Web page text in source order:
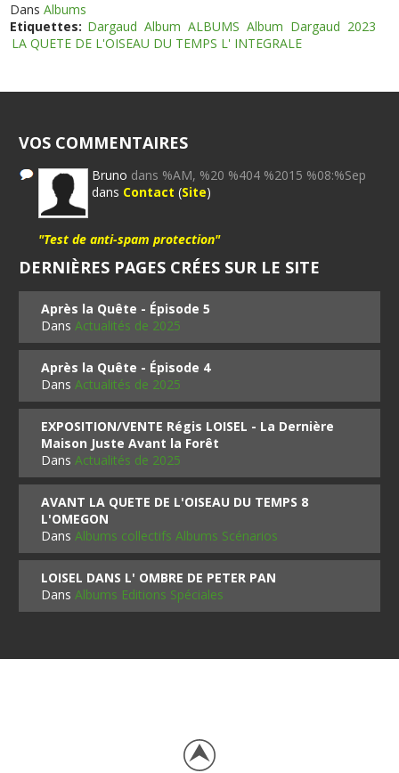
DansAlbums
Etiquettes: Dargaud Album ALBUMS Album Dargaud 2023
LA QUETE DE L'OISEAU DU TEMPS L' INTEGRALE
VOS COMMENTAIRES
Bruno dans %AM, %20 %404 %2015 %08:%Sep
dans Contact (Site)
"Test de anti-spam protection"
DERNIÈRES PAGES CRÉES SUR LE SITE
Après la Quête - Épisode 5
DansActualités de 2025
Après la Quête - Épisode 4
DansActualités de 2025
EXPOSITION/VENTE Régis LOISEL - La Dernière
Maison Juste Avant la Forêt
DansActualités de 2025
AVANT LA QUETE DE L'OISEAU DU TEMPS 8
L'OMEGON
DansAlbums collectifs Albums Scénarios
LOISEL DANS L' OMBRE DE PETER PAN
DansAlbums Editions Spéciales